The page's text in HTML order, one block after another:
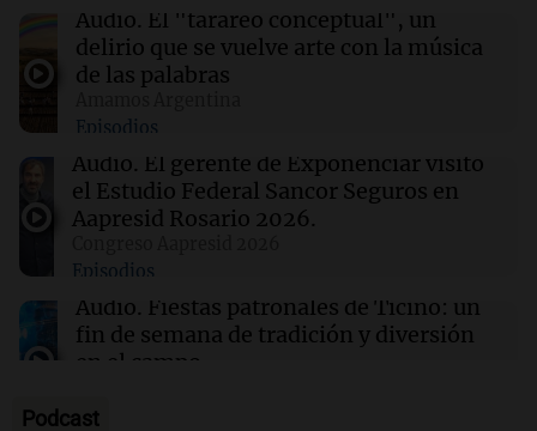
06:36 Mundo
Nigeria: Presidente celebra rescate de 308
secuestrados en una operación histórica
06:31 Mundo
EEUU asegura que no hubo fuga de fósforo
blanco en su base aérea en Corea del Sur
06:30 Sociedad
Alerta meteorológica extrema en medio país:
todas las zonas complicadas por lluvias y
vientos fuerte
Audio. El "tarareo conceptual", un
delirio que se vuelve arte con la música
de las palabras
Episodios
Audio. El gerente de Exponenciar visitó
el Estudio Federal Sancor Seguros en
Aapresid Rosario 2026.
Episodios
Audio. Fiestas patronales de Ticino: un
fin de semana de tradición y diversión
en el campo
Episodios
Podcast